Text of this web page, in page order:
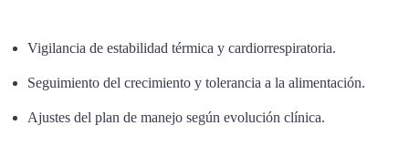
Vigilancia de estabilidad térmica y cardiorrespiratoria.
Seguimiento del crecimiento y tolerancia a la alimentación.
Ajustes del plan de manejo según evolución clínica.